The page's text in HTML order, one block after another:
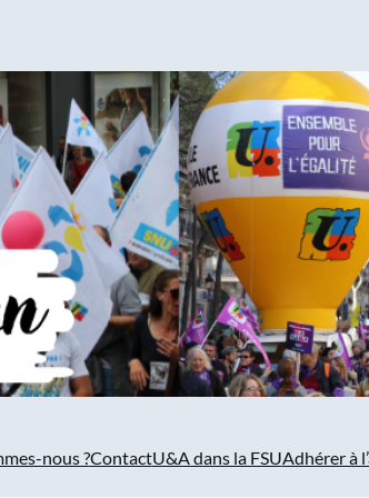
nous ?ContactU&A dans la FSUAdhérer à